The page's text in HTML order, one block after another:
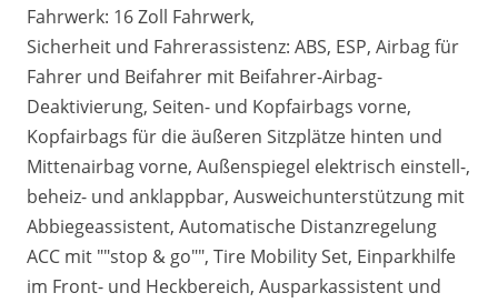
Fahrwerk: 16 Zoll Fahrwerk,
Sicherheit und Fahrerassistenz: ABS, ESP, Airbag für
Fahrer und Beifahrer mit Beifahrer-Airbag-
Deaktivierung, Seiten- und Kopfairbags vorne,
Kopfairbags für die äußeren Sitzplätze hinten und
Mittenairbag vorne, Außenspiegel elektrisch einstell-,
beheiz- und anklappbar, Ausweichunterstützung mit
Abbiegeassistent, Automatische Distanzregelung
ACC mit ""stop & go"", Tire Mobility Set, Einparkhilfe
im Front- und Heckbereich, Ausparkassistent und